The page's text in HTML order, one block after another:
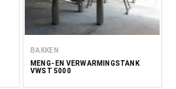
BAKKEN
MENG- EN VERWARMINGSTANK
VWST 5000